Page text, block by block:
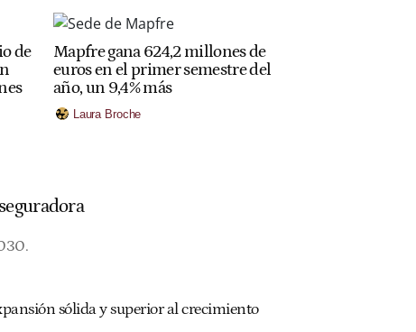
de
Mapfre gana 624,2 millones de
euros en el primer semestre del
año, un 9,4% más
Laura Broche
sólida y superior al crecimiento